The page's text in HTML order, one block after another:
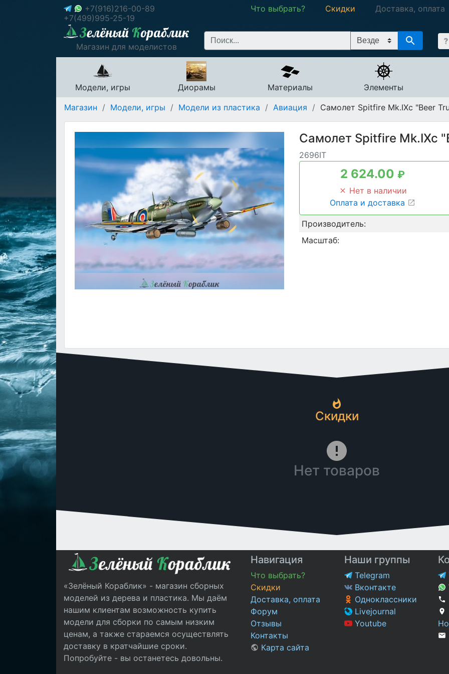
+7(916)216-00-89
+7(499)995-25-19
Что выбрать? Скидки Доставка, оплата
Магазин для моделистов
Модели, игры Диорамы Материалы
Элементы
Магазин / Модели, игры / Модели из пластика / Авиация / Самолет Spitfire Mk.IXc "Beer
Самолет Spitfire Mk.IXc
2696IT
2 624.00 ₽
Нет в наличии
Оплата и доставка
Производитель:
Масштаб:
Скидки
Нет товаров
«Зелёный Кораблик» - магазин сборных
моделей из дерева и пластика. Мы даём
нашим клиентам возможность купить
модели для сборки по самым низким
ценам, а также стараемся осуществлять
доставку в кратчайшие сроки.
Попробуйте - вы останетесь довольны.
Навигация
Что выбрать?
Скидки
Доставка, оплата
Форум
Отзывы
Контакты
Карта сайта
Наши группы
Telegram
Вконтакте
Одноклассники
Livejournal
Youtube